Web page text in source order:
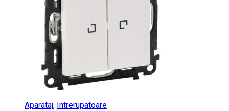
Aparataj, Intrerupatoare